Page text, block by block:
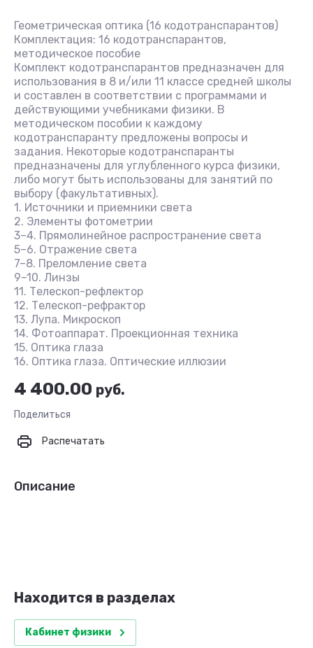
Геометрическая оптика (16 кодотранспарантов)
Комплектация: 16 кодотранспарантов,
методическое пособие
Комплект кодотранспарантов предназначен для
использования в 8 и/или 11 классе средней школы
и составлен в соответствии с программами и
действующими учебниками физики. В
методическом пособии к каждому
кодотранспаранту предложены вопросы и
задания. Некоторые кодотранспаранты
предназначены для углубленного курса физики,
либо могут быть использованы для занятий по
выбору (факультативных).
1. Источники и приемники света
2. Элементы фотометрии
3–4. Прямолинейное распространение света
5–6. Отражение света
7–8. Преломление света
9–10. Линзы
11. Телескоп-рефлектор
12. Телескоп-рефрактор
13. Лупа. Микроскоп
14. Фотоаппарат. Проекционная техника
15. Оптика глаза
16. Оптика глаза. Оптические иллюзии
4 400.00 руб.
Поделиться
Распечатать
Описание
Находится в разделах
Кабинет физики